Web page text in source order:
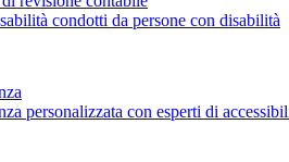
condotti da persone con disabilità
personalizzata con esperti di